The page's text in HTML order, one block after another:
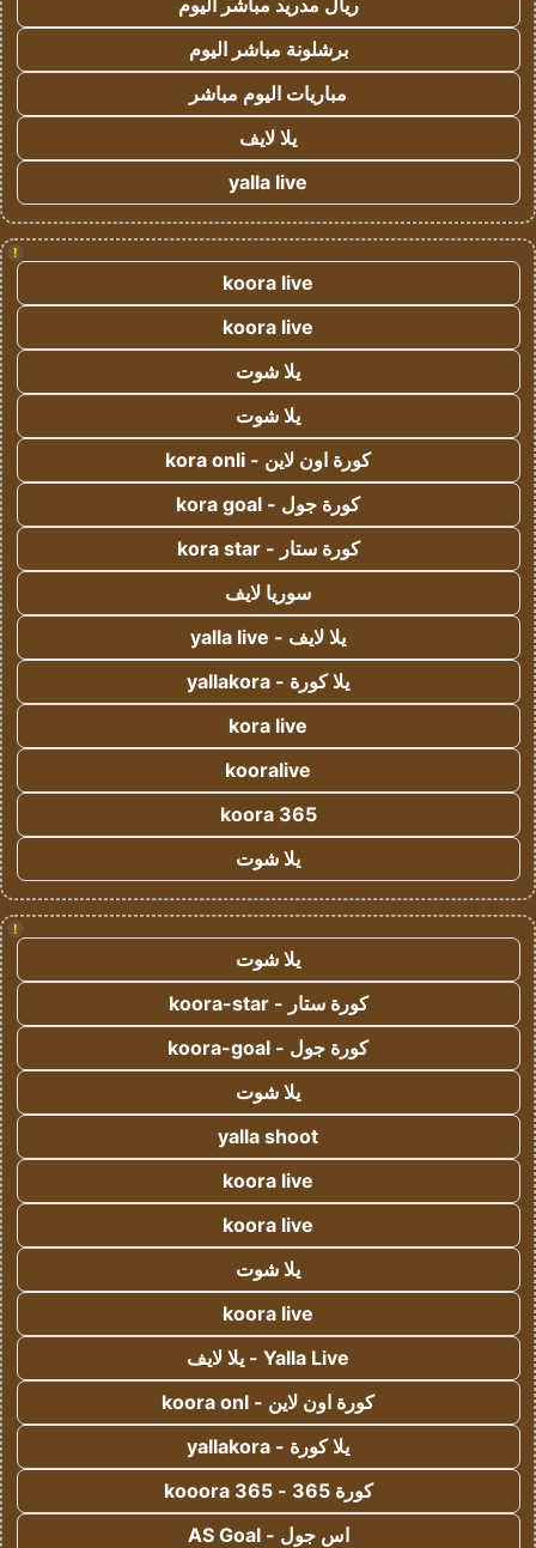
ريال مدريد مباشر اليوم
برشلونة مباشر اليوم
مباريات اليوم مباشر
يلا لايف
yalla live
!
koora live
koora live
يلا شوت
يلا شوت
كورة اون لاين - kora onli
كورة جول - kora goal
كورة ستار - kora star
سوريا لايف
يلا لايف - yalla live
يلا كورة - yallakora
kora live
kooralive
koora 365
يلا شوت
!
يلا شوت
كورة ستار - koora-star
كورة جول - koora-goal
يلا شوت
yalla shoot
koora live
koora live
يلا شوت
koora live
Yalla Live - يلا لايف
كورة اون لاين - koora onl
يلا كورة - yallakora
كورة 365 - kooora 365
اس جول - AS Goal